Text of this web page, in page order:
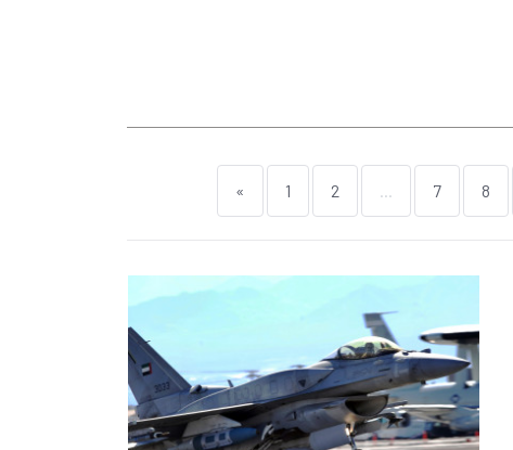
« 1 2 ... 7 8